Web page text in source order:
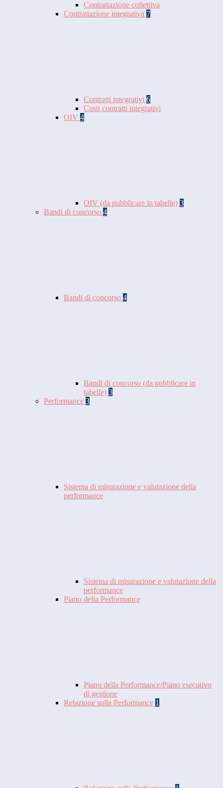
Contrattazione collettiva
Contrattazione integrativa 7
Contratti integrativi 6
Costi contratti integrativi
OIV 4
OIV (da pubblicare in tabelle) 3
Bandi di concorso 4
Bandi di concorso 4
Bandi di concorso (da pubblicare in
tabelle) 3
Performance 3
Sistema di misurazione e valutazione della
performance
Sistema di misurazione e valutazione della
performance
Piano della Performance
Piano della Performance/Piano esecutivo
di gestione
Relazione sulla Performance 1